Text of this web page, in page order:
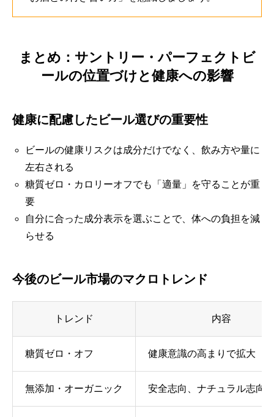
まとめ：サントリー・パーフェクトビ
ールの位置づけと健康への影響
健康に配慮したビール選びの重要性
ビールの健康リスクは成分だけでなく、飲み方や量に
左右される
糖質ゼロ・カロリーオフでも「適量」を守ることが重
要
自分に合った成分表示を選ぶことで、体への負担を減
らせる
今後のビール市場のマクロトレンド
トレンド 内容
糖質ゼロ・オフ 健康意識の高まりで拡大
無添加・オーガニック 安全志向、ナチュラル志向